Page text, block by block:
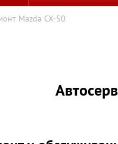
Mazda CX-50